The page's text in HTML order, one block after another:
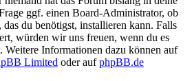
ggf. einen Board-Administrator, ob
das du benötigst, installieren kann. Falls
würden wir uns freuen, wenn du es
Weitere Informationen dazu können auf
Limited oder aufphpBB.de